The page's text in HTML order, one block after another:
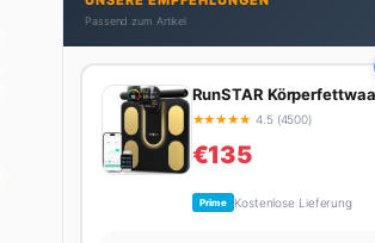
Trip – sei es ein Wochenende in den
Motorradtour durch die Alpen
Campingtrip mit den Jungs. Sein
ist zu kurz für langweilige
Passend zum Artikel
RunSTAR
★★★★★ 4.5 (4500)
€135
Prime Kostenlose Lieferung